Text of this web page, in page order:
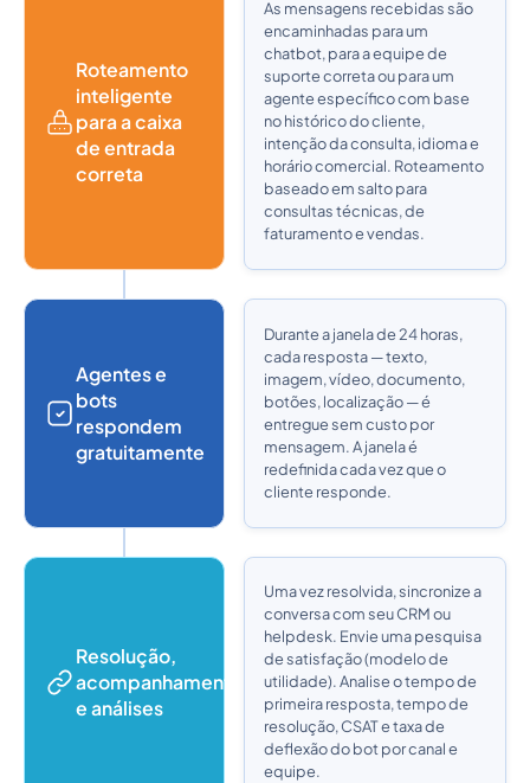
Roteamento
inteligente
para a caixa
de entrada
correta
As mensagens recebidas são
encaminhadas para um
chatbot, para a equipe de
suporte correta ou para um
agente específico com base
no histórico do cliente,
intenção da consulta, idioma e
horário comercial. Roteamento
baseado em salto para
consultas técnicas, de
faturamento e vendas.
Agentes e
bots
respondem
gratuitamente
Durante a janela de 24 horas,
cada resposta — texto,
imagem, vídeo, documento,
botões, localização — é
entregue sem custo por
mensagem. A janela é
redefinida cada vez que o
cliente responde.
Resolução,
acompanhamento
e análises
Uma vez resolvida, sincronize a
conversa com seu CRM ou
helpdesk. Envie uma pesquisa
de satisfação (modelo de
utilidade). Analise o tempo de
primeira resposta, tempo de
resolução, CSAT e taxa de
deflexão do bot por canal e
equipe.